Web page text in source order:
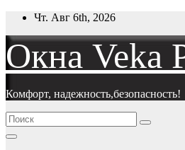
Перейти
содержимому
Чт. Авг 6th, 2026
Окна Veka
Комфорт, надежность,безопасность!